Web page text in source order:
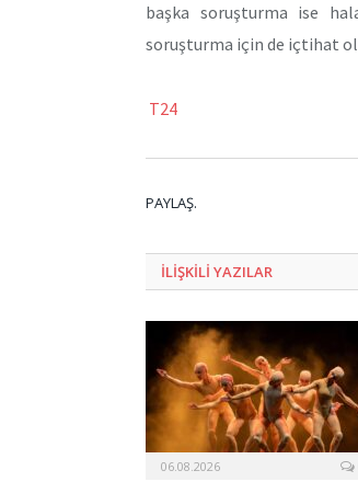
başka soruşturma ise
soruşturma için de içtihat
T24
PAYLAŞ.
ILIŞKILI YAZILAR
06.08.2026